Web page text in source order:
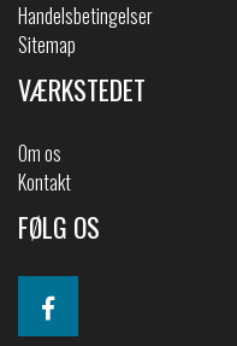
Handelsbetingelser
Sitemap
VÆRKSTEDET
Om os
Kontakt
FØLG OS